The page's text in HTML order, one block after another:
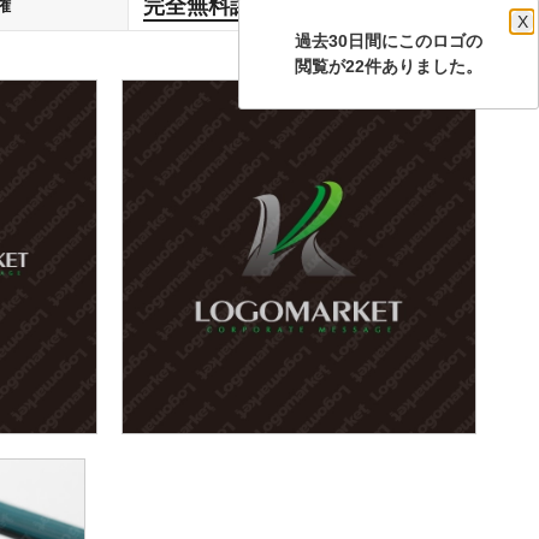
過去30日間にこのロゴの
X
閲覧が22件ありました。